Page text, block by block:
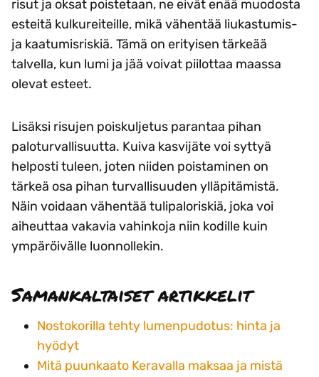
risut ja oksat poistetaan, ne eivät enää muodosta
esteitä kulkureiteille, mikä vähentää liukastumis-
ja kaatumisriskiä. Tämä on erityisen tärkeää
talvella, kun lumi ja jää voivat piilottaa maassa
olevat esteet.
Lisäksi risujen poiskuljetus parantaa pihan
paloturvallisuutta. Kuiva kasvijäte voi syttyä
helposti tuleen, joten niiden poistaminen on
tärkeä osa pihan turvallisuuden ylläpitämistä.
Näin voidaan vähentää tulipaloriskiä, joka voi
aiheuttaa vakavia vahinkoja niin kodille kuin
ympäröivälle luonnollekin.
Samankaltaiset artikkelit
Nostokorilla tehty lumenpudotus: hinta ja
hyödyt
Mitä puunkaato Keravalla maksaa ja mistä